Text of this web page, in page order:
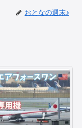
おとなの週末♪